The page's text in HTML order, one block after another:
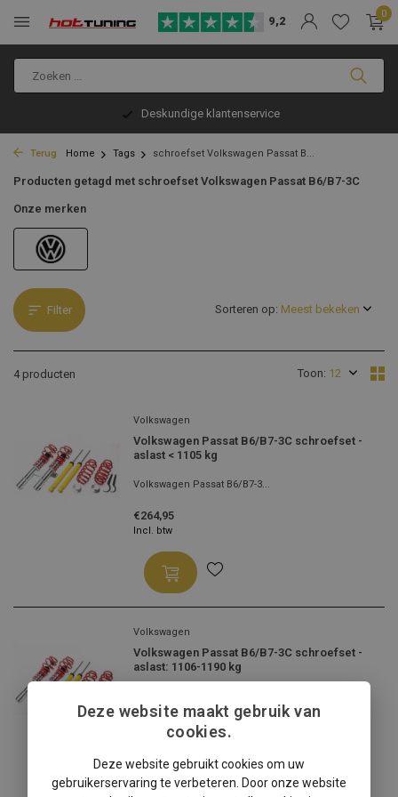
9,2
0
Deskundige klantenservice
Terug Home Tags schroefset Volkswagen Passat B...
Producten getagd met schroefset Volkswagen Passat B6/B7-3C
Onze merken
Filter
4 producten Toon:
Sorteren op:
Volkswagen
Volkswagen Passat B6/B7-3C schroefset -
aslast < 1105 kg
Volkswagen Passat B6/B7-3...
€264,95
Incl. btw
Volkswagen
Volkswagen Passat B6/B7-3C schroefset -
aslast: 1106-1190 kg
€264,95
Deze website maakt gebruik van
cookies.
Deze website gebruikt cookies om uw
gebruikerservaring te verbeteren. Door onze website